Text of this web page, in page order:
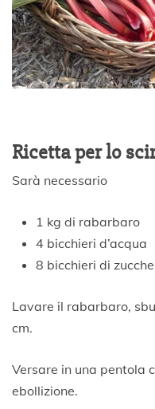
Ricetta per lo
Sarà necessario
1 kg di rabarbaro
4 bicchieri d’acqua
8 bicchieri di
Lavare il rabarbaro,
cm.
Versare in una pentola
ebollizione.